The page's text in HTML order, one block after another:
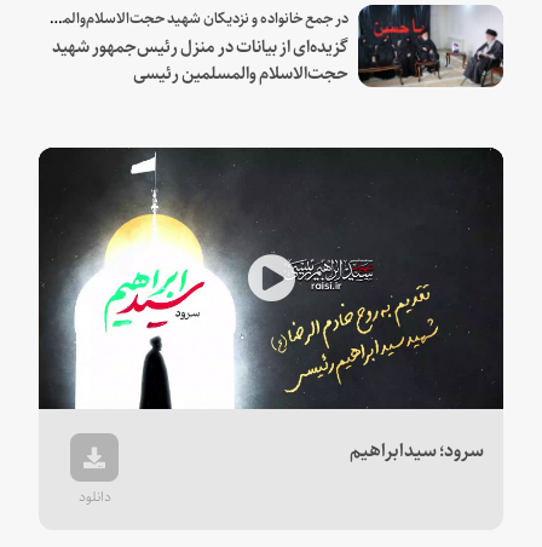
در جمع خانواده و نزدیکان شهید حجت‌الاسلام‌والمسلمین رئیسی:
گزیده‌ای از بیانات در منزل رئیس‌جمهور شهید
حجت‌الاسلام والمسلمین رئیسی
Play
Video
سرود؛ سیدابراهیم
دانلود